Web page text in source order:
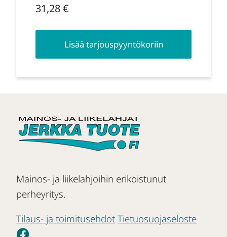
31,28€
Lisää tarjouspyyntökoriin
Mainos- ja liikelahjoihin erikoistunut
perheyritys.
Tilaus- ja toimitusehdot Tietuosuojaseloste